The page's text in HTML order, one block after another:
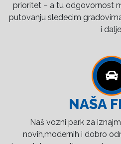
prioritet – a tu odgovornost
putovanju sledecim
i
NAŠA
Naš vozni park za
novih,modernih i dobro